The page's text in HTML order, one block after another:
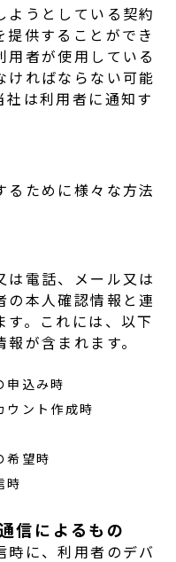
ようとしている契約
提供することができ
用者が使用している
ければならない可能
は利用者に通知す
るために様々な方法
は電話、メール又は
の本人確認情報と連
。これには、以下
が含まれます。
申込み時
ウント作成時
希望時
時
信によるもの
時に、利用者のデバ